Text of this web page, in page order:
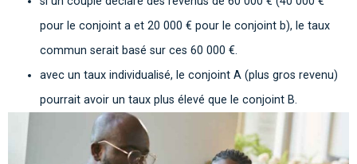
pour le conjoint a et 20 000 € pour le conjoint b), le taux
commun serait basé sur ces 60 000 €.
avec un taux individualisé, le conjoint A (plus gros revenu)
pourrait avoir un taux plus élevé que le conjoint B.